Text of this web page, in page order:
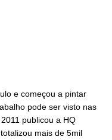
e começou a pintar
pode ser visto nas
publicou a HQ
mais de 5mil